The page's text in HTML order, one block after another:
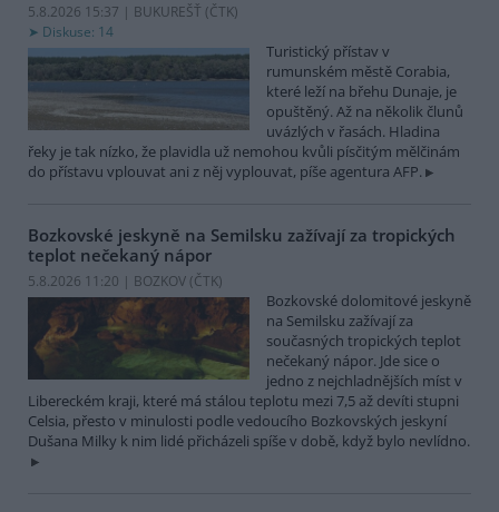
5.8.2026 15:37 | BUKUREŠŤ (ČTK)
Diskuse: 14
Turistický přístav v
rumunském městě Corabia,
které leží na břehu Dunaje, je
opuštěný. Až na několik člunů
uvázlých v řasách. Hladina
řeky je tak nízko, že plavidla už nemohou kvůli písčitým mělčinám
do přístavu vplouvat ani z něj vyplouvat, píše agentura AFP.
Bozkovské jeskyně na Semilsku zažívají za tropických
teplot nečekaný nápor
5.8.2026 11:20 | BOZKOV (ČTK)
Bozkovské dolomitové jeskyně
na Semilsku zažívají za
současných tropických teplot
nečekaný nápor. Jde sice o
jedno z nejchladnějších míst v
Libereckém kraji, které má stálou teplotu mezi 7,5 až devíti stupni
Celsia, přesto v minulosti podle vedoucího Bozkovských jeskyní
Dušana Milky k nim lidé přicházeli spíše v době, když bylo nevlídno.